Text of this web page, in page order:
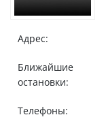
Адрес:
Ближайшие
остановки:
Телефоны: